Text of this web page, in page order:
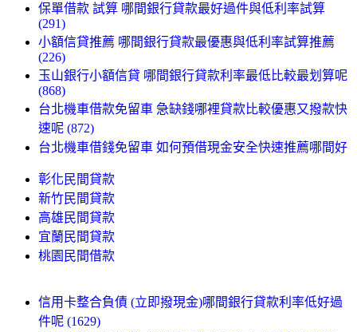
保單借款 試算 哪間銀行貸款最好過件與低利率試算
(291)
小額信貸推薦 哪間銀行貸款最優惠與低利率試算推薦
(226)
玉山銀行小額信貸 哪間銀行貸款利率最低比較最划算呢
(868)
台北機車借款免留車 急缺錢哪裡貸款比較優惠又撥款快
速呢 (872)
台北機車借錢免留車 如何預借現金安全快速推薦哪間好
彰化民間貸款
新竹民間貸款
高雄民間貸款
宜蘭民間貸款
桃園民間借款
信用卡整合負債 (立即撥現金)哪間銀行貸款利率低好過
件呢 (1629)